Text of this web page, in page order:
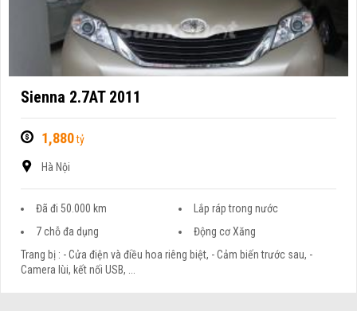
Sienna 2.7AT 2011
1,880tỷ
Hà Nội
Đã đi 50.000 km
Lắp ráp trong nước
7 chỗ đa dụng
Động cơ Xăng
Trang bị : - Cửa điện và điều hoa riêng biệt, - Cảm biến trước sau, -
Camera lùi, kết nối USB, ...